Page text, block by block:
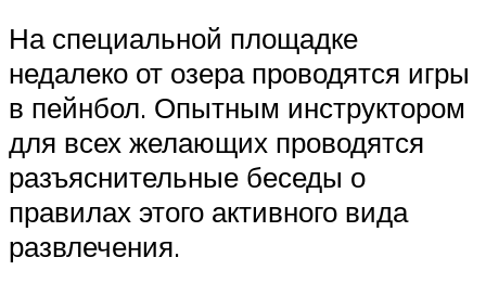
На специальной площадке
недалеко от озера проводятся игры
в пейнбол. Опытным инструктором
для всех желающих проводятся
разъяснительные беседы о
правилах этого активного вида
развлечения.